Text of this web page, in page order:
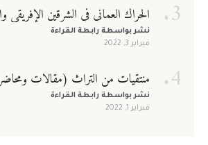
الحراك العماني في الشرقين الإفريقي
نشر بواسطة رابطة القراءة
فبراير 3, 2022
منتقيات من التراث (مقالات
نشر بواسطة رابطة القراءة
فبراير 1, 2022